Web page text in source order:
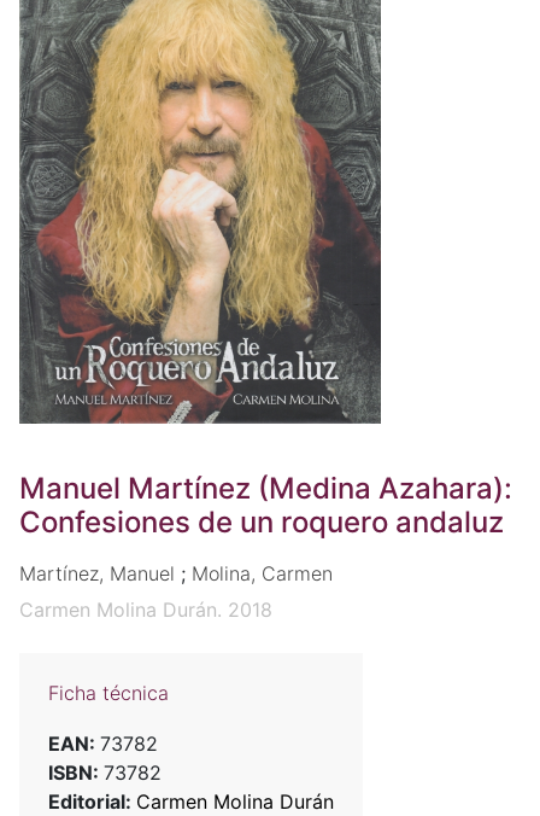
Manuel Martínez (Medina Azahara):
Confesiones de un roquero andaluz
Martínez, Manuel ; Molina, Carmen
Carmen Molina Durán. 2018
Ficha técnica
EAN: 73782
ISBN: 73782
Editorial: Carmen Molina Durán